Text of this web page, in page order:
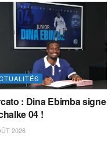
: Dina Ebimba signe
04 !
2026